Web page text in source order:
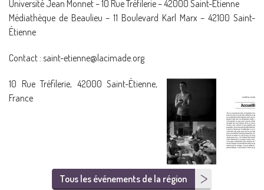
Université Jean Monnet – 10 Rue Tréfilerie – 42000 Saint-Étienne
Médiathèque de Beaulieu – 11 Boulevard Karl Marx – 42100 Saint-
Étienne
Contact : saint-etienne@lacimade.org
10 Rue Tréfilerie, 42000 Saint-Étienne,
France
Tous les événements de la région